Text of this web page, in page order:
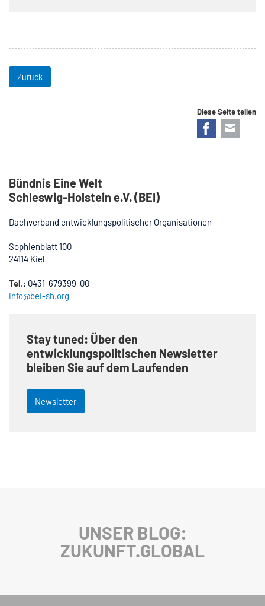
Zurück
Diese Seite teilen
Facebook
Bündnis Eine Welt
Schleswig-Holstein e.V. (BEI)
Dachverband entwicklungspolitischer Organisationen
Sophienblatt 100
24114 Kiel
Tel .: 0431-679399-00
info@bei-sh.org
Stay tuned: Über den
entwicklungspolitischen Newsletter
bleiben Sie auf dem Laufenden
Newsletter
UNSER BLOG:
ZUKUNFT.GLOBAL